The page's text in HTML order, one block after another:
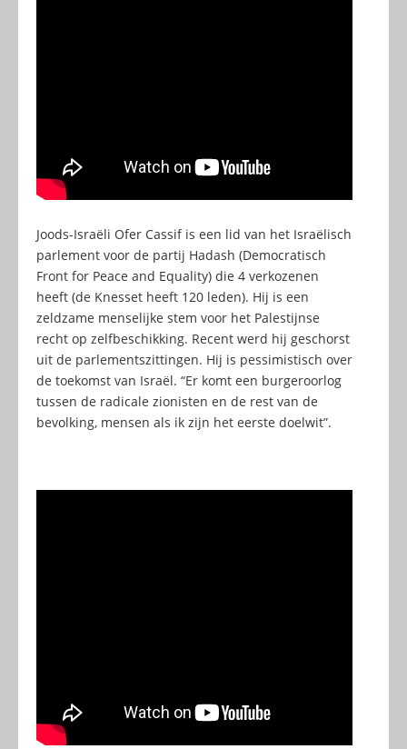
Joods-Israëli Ofer Cassif is een lid van het Israëlisch
parlement voor de partij Hadash (Democratisch
Front for Peace and Equality) die 4 verkozenen
heeft (de Knesset heeft 120 leden). Hij is een
zeldzame menselijke stem voor het Palestijnse
recht op zelfbeschikking. Recent werd hij geschorst
uit de parlementszittingen. Hij is pessimistisch over
de toekomst van Israël. “Er komt een burgeroorlog
tussen de radicale zionisten en de rest van de
bevolking, mensen als ik zijn het eerste doelwit”.